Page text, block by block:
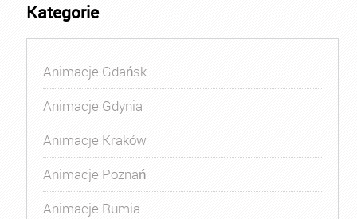
Kategorie
Animacje Gdańsk
Animacje Gdynia
Animacje Kraków
Animacje Poznań
Animacje Rumia